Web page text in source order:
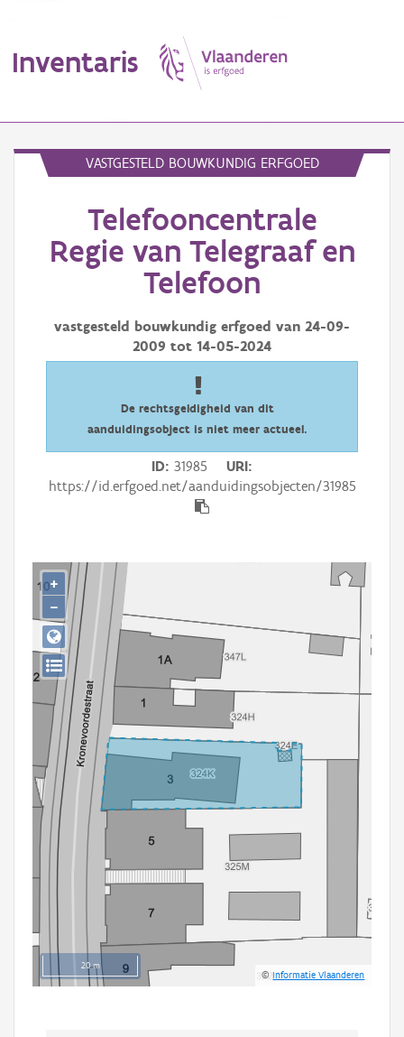
Inventaris
Aanduidingsobject
Persoon of collectief
Downloads
Hergebruik
VASTGESTELD BOUWKUNDIG ERFGOED
Telefooncentrale
Regie van Telegraaf en
Telefoon
vastgesteld bouwkundig erfgoed van 24-09-
2009 tot 14-05-2024
De rechtsgeldigheid van dit
aanduidingsobject is niet meer actueel.
ID 31985
URI
https://id.erfgoed.net/aanduidingsobjecten/31985
20 m
©Informatie Vlaanderen
+
−